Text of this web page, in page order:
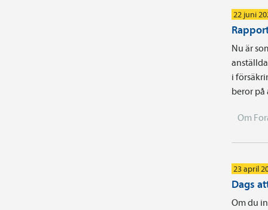
22 juni
Nu är
i
beror
Om
23 april
Dags
Om du